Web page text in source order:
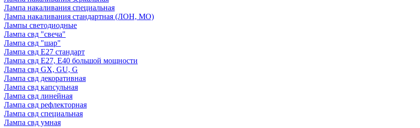
Лампа накаливания специальная
Лампа накаливания стандартная (ЛОН, МО)
Лампы светодиодные
Лампа свд "свеча"
Лампа свд "шар"
Лампа свд E27 стандарт
Лампа свд E27, Е40 большой мощности
Лампа свд GX, GU, G
Лампа свд декоративная
Лампа свд капсульная
Лампа свд линейная
Лампа свд рефлекторная
Лампа свд специальная
Лампа свд умная